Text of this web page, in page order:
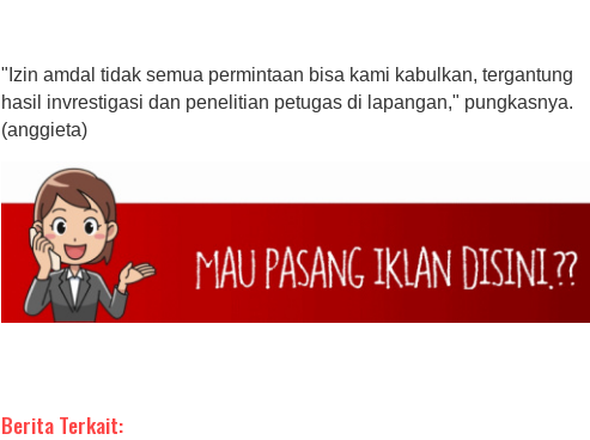
"Izin amdal tidak semua permintaan bisa kami kabulkan, tergantung
hasil invrestigasi dan penelitian petugas di lapangan," pungkasnya.
(anggieta)
Berita Terkait: